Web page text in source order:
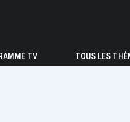
TV TOUS LES